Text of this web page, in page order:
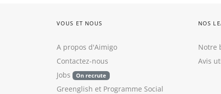
VOUS ET NOUS
A propos d'Aimigo
Contactez-nous
Jobs
On recrute
Greenglish et Programme Social
NOS
Notre
Avis